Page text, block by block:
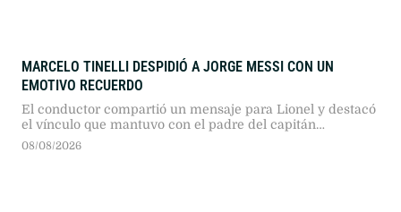
MARCELO TINELLI DESPIDIÓ A JORGE MESSI CON UN
EMOTIVO RECUERDO
El conductor compartió un mensaje para Lionel y destacó
el vínculo que mantuvo con el padre del capitán
argentino.
08/08/2026